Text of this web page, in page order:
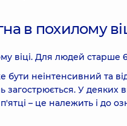
в похилому
віці. Для людей старше
неінтенсивний та
загострюється. У деяких
– це належить і до